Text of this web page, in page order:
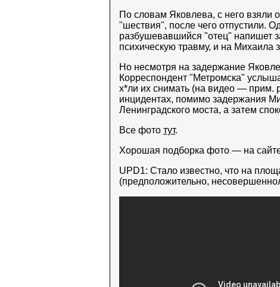
По словам Яковлева, с него взяли
"шествия", после чего отпустили.
разбушевавшийся "отец" напишет
психическую травму, и на Михаила
Но несмотря на задержание
Корреспондент "Метромска"
х*ли их снимать (на видео — прим.
инцидентах, помимо задержания
Ленинградского моста, а затем
Все фото тут.
Хорошая подборка фото — на
UPD1: Стало известно, что на
(предположительно,